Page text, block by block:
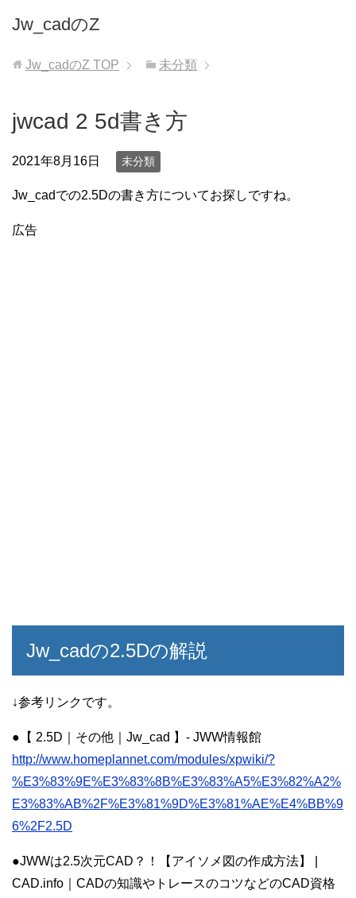
Jw_cadのZ
Jw_cadのZ TOP 未分類
jwcad 2 5d書き方
2021年8月16日 未分類
Jw_cadでの2.5Dの書き方についてお探しですね。
広告
Jw_cadの2.5Dの解説
↓参考リンクです。
●【 2.5D｜その他｜Jw_cad 】- JWW情報館
http://www.homeplannet.com/modules/xpwiki/?
%E3%83%9E%E3%83%8B%E3%83%A5%E3%82%A2%
E3%83%AB%2F%E3%81%9D%E3%81%AE%E4%BB%9
6%2F2.5D
●JWWは2.5次元CAD？！【アイソメ図の作成方法】 |
CAD.info｜CADの知識やトレースのコツなどのCAD資格